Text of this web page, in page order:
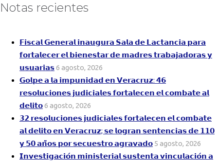
Notas recientes
𝗙𝗶𝘀𝗰𝗮𝗹 𝗚𝗲𝗻𝗲𝗿𝗮𝗹 𝗶𝗻𝗮𝘂𝗴𝘂𝗿𝗮 𝗦𝗮𝗹𝗮 𝗱𝗲 𝗟𝗮𝗰𝘁𝗮𝗻𝗰𝗶𝗮 𝗽𝗮𝗿𝗮
𝗳𝗼𝗿𝘁𝗮𝗹𝗲𝗰𝗲𝗿 𝗲𝗹 𝗯𝗶𝗲𝗻𝗲𝘀𝘁𝗮𝗿 𝗱𝗲 𝗺𝗮𝗱𝗿𝗲𝘀 𝘁𝗿𝗮𝗯𝗮𝗷𝗮𝗱𝗼𝗿𝗮𝘀 𝘆
𝘂𝘀𝘂𝗮𝗿𝗶𝗮𝘀6 agosto, 2026
𝗚𝗼𝗹𝗽𝗲 𝗮 𝗹𝗮 𝗶𝗺𝗽𝘂𝗻𝗶𝗱𝗮𝗱 𝗲𝗻 𝗩𝗲𝗿𝗮𝗰𝗿𝘂𝘇: 𝟰𝟲
𝗿𝗲𝘀𝗼𝗹𝘂𝗰𝗶𝗼𝗻𝗲𝘀 𝗷𝘂𝗱𝗶𝗰𝗶𝗮𝗹𝗲𝘀 𝗳𝗼𝗿𝘁𝗮𝗹𝗲𝗰𝗲𝗻 𝗲𝗹 𝗰𝗼𝗺𝗯𝗮𝘁𝗲 𝗮𝗹
𝗱𝗲𝗹𝗶𝘁𝗼6 agosto, 2026
𝟯𝟮 𝗿𝗲𝘀𝗼𝗹𝘂𝗰𝗶𝗼𝗻𝗲𝘀 𝗷𝘂𝗱𝗶𝗰𝗶𝗮𝗹𝗲𝘀 𝗳𝗼𝗿𝘁𝗮𝗹𝗲𝗰𝗲𝗻 𝗲𝗹 𝗰𝗼𝗺𝗯𝗮𝘁𝗲
𝗮𝗹 𝗱𝗲𝗹𝗶𝘁𝗼 𝗲𝗻 𝗩𝗲𝗿𝗮𝗰𝗿𝘂𝘇; 𝘀𝗲 𝗹𝗼𝗴𝗿𝗮𝗻 𝘀𝗲𝗻𝘁𝗲𝗻𝗰𝗶𝗮𝘀 𝗱𝗲 𝟭𝟭𝟬
𝘆 𝟱𝟬 𝗮𝗻̃𝗼𝘀 𝗽𝗼𝗿 𝘀𝗲𝗰𝘂𝗲𝘀𝘁𝗿𝗼 𝗮𝗴𝗿𝗮𝘃𝗮𝗱𝗼 5 agosto, 2026
𝗜𝗻𝘃𝗲𝘀𝘁𝗶𝗴𝗮𝗰𝗶𝗼́𝗻 𝗺𝗶𝗻𝗶𝘀𝘁𝗲𝗿𝗶𝗮𝗹 𝘀𝘂𝘀𝘁𝗲𝗻𝘁𝗮 𝘃𝗶𝗻𝗰𝘂𝗹𝗮𝗰𝗶𝗼́𝗻 𝗮